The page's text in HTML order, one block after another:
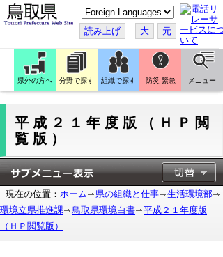
こ
の
ペ
ー
ジ
翻
訳
す
読み上げ 大 元
県外の方へ 分野で探す 組織で探す 防災 緊急 メニュー
平成２１年度版（ＨＰ閲
覧版）
現在の位置： ホーム 県の組織と仕事
生活環境部
環境立県推進課
鳥取県環境白書
平成２１年度版
（ＨＰ閲覧版）